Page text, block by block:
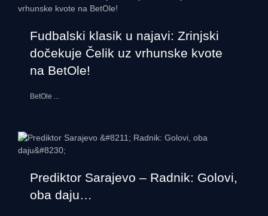
Fudbalski klasik u najavi: Zrinjski
dočekuje Čelik uz vrhunske kvote
na BetOle!
BetOle ...
Prediktor Sarajevo – Radnik: Golovi,
oba daju…